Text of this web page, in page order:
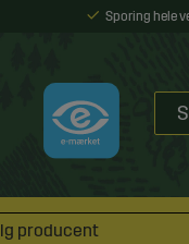
Sporing hele
producent